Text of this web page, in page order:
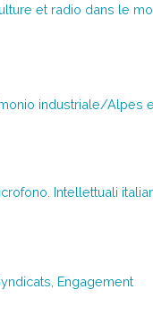
et radio dans le
industriale/Alpes
Intellettuali
Engagement